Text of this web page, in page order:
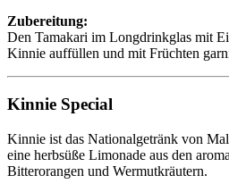
Zubereitung:
Den Tamakari im Longdrinkglas mit
Kinnie auffüllen und mit Früchten
Kinnie Special
Kinnie ist das Nationalgetränk von
eine herbsüße Limonade aus den
Bitterorangen und Wermutkräutern.